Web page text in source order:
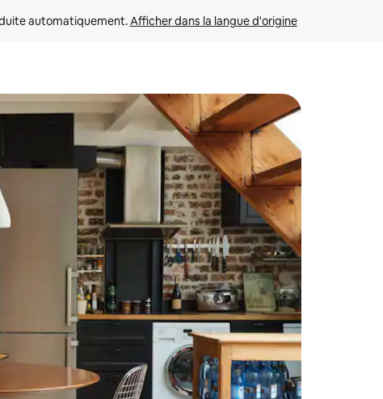
automatiquement. Afficher dans la langue d'origine
haut et vers le bas, ou en appuyant dessus et en les faisant glisser.